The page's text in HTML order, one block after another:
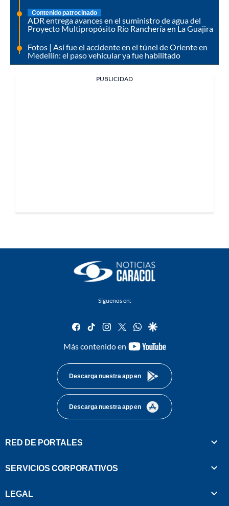
Contenido patrocinado
ADR entrega avances en el suministro de agua del
Proyecto Multipropósito Río Ranchería en La Guajira
Fotos | Así fue el accidente en el túnel de Oriente en
Medellín: el paso vehicular ya fue habilitado
PUBLICIDAD
Síguenos en:
facebook
tiktok instagram
twitterwhatsapp
google
Más contenido en
youtube-
Descarga nuestra app en
Descarga nuestra app en
RED DE PORTALES
SERVICIOS CORPORATIVOS
LEGAL